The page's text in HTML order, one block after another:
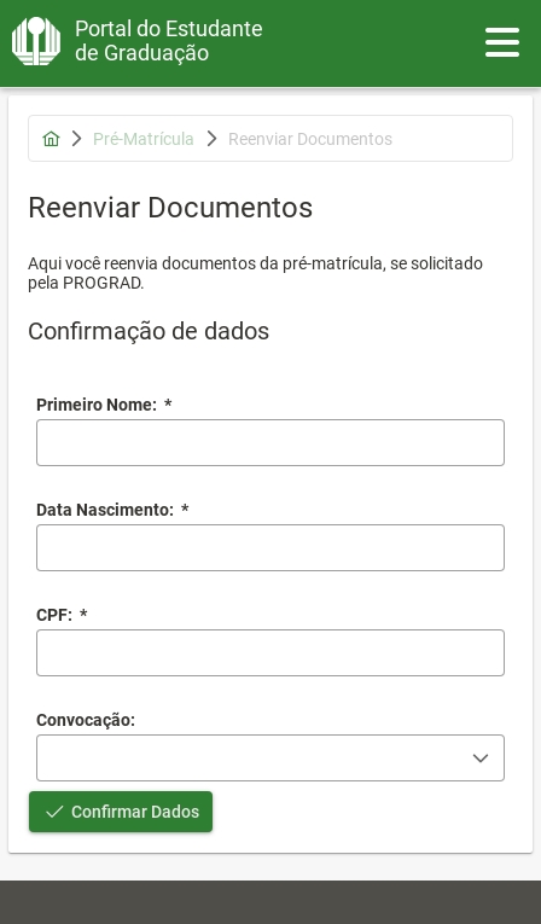
Portal do Estudante
de Graduação
Pré-Matrícula Reenviar Documentos
Reenviar Documentos
Aqui você reenvia documentos da pré-matrícula, se solicitado
pela PROGRAD.
Confirmação de dados
Primeiro Nome: *
Data Nascimento: *
CPF: *
Convocação:
Confirmar Dados